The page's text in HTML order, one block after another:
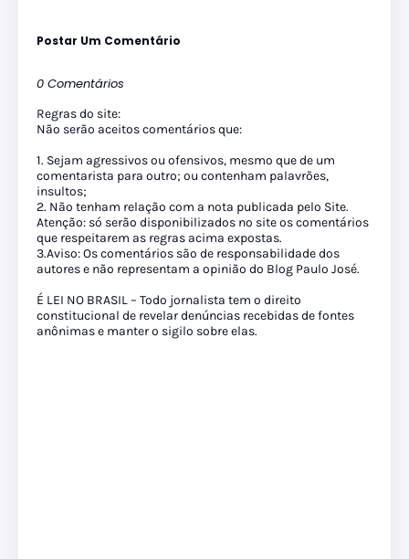
Postar Um Comentário
0 Comentários
Regras do site:
Não serão aceitos comentários que:
1. Sejam agressivos ou ofensivos, mesmo que de um
comentarista para outro; ou contenham palavrões,
insultos;
2. Não tenham relação com a nota publicada pelo Site.
Atenção: só serão disponibilizados no site os comentários
que respeitarem as regras acima expostas.
3.Aviso: Os comentários são de responsabilidade dos
autores e não representam a opinião do Blog Paulo José.
É LEI NO BRASIL – Todo jornalista tem o direito
constitucional de revelar denúncias recebidas de fontes
anônimas e manter o sigilo sobre elas.